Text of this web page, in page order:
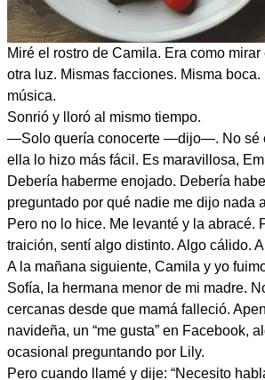
Miré el rostro de Camila. Era como
otra luz. Mismas facciones. Misma
música.
Sonrió y lloró al mismo tiempo.
—Solo quería conocerte —dijo—. No sé
ella lo hizo más fácil. Es maravillosa,
Debería haberme enojado. Debería
preguntado por qué nadie me dijo nada
Pero no lo hice. Me levanté y la abracé.
traición, sentí algo distinto. Algo cálido.
A la mañana siguiente, Camila y yo
Sofía, la hermana menor de mi madre.
cercanas desde que mamá falleció.
navideña, un “me gusta” en Facebook,
ocasional preguntando por Lily.
Pero cuando llamé y dije: “Necesito